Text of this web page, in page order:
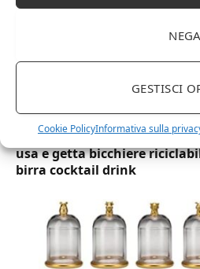
NEGA
GESTISCI
Cookie PolicyInformativa sulla
DOT Horeca Solutions 1000
trasparenti monouso 350
usa e getta bicchiere
birra cocktail drink